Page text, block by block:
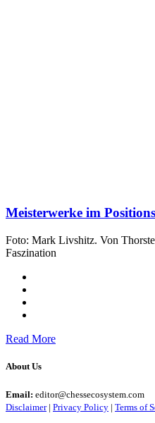
Meisterwerke im
Foto: Mark Livshitz. Von
Faszination
Read More
About Us
Email: editor@chessecosystem.com
Disclaimer| Privacy Policy | Terms of